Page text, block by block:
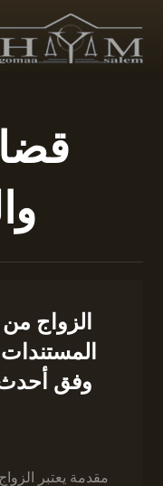
الزواج
وفق أحدث
مقدمة يعتبر